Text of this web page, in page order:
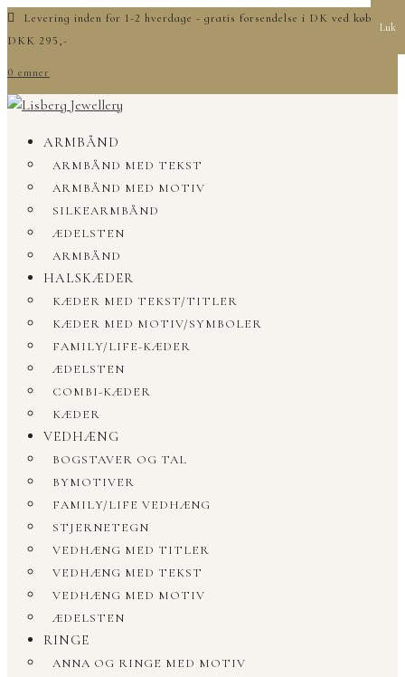
Levering inden for 1-2 hverdage - gratis forsendelse i DK ved køb over
DKK 295,-
0 emner
ARMBÅND
ARMBÅND MED TEKST
ARMBÅND MED MOTIV
SILKEARMBÅND
ÆDELSTEN
ARMBÅND
HALSKÆDER
KÆDER MED TEKST/TITLER
KÆDER MED MOTIV/SYMBOLER
FAMILY/LIFE-KÆDER
ÆDELSTEN
COMBI-KÆDER
KÆDER
VEDHÆNG
BOGSTAVER OG TAL
BYMOTIVER
FAMILY/LIFE VEDHÆNG
STJERNETEGN
VEDHÆNG MED TITLER
VEDHÆNG MED TEKST
VEDHÆNG MED MOTIV
ÆDELSTEN
RINGE
ANNA OG RINGE MED MOTIV
Luk